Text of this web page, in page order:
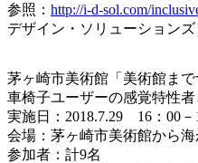
参照： http://i-d-sol.com/
デザイン・ソリューションズ
茅ヶ崎市美術館「美術館ま
車椅子ユーザーの感覚特性者
実施日：2018.7.29 16：00－
会場：茅ヶ崎市美術館から
参加者：計9名